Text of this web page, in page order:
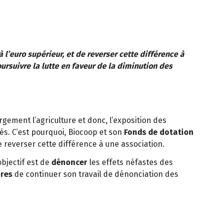
l’euro supérieur, et de reverser cette différence à
la lutte en faveur de la diminution des
l’agriculture et donc, l’exposition des
C’est pourquoi, Biocoop et son Fonds de dotation
reverser cette différence à une association.
est de dénoncer les effets néfastes des
de continuer son travail de dénonciation des